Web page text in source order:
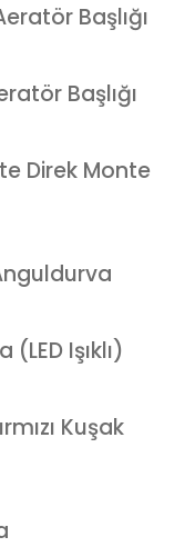
Başlığı
Başlığı
Direk Monte
Işıklı)
Kuşak